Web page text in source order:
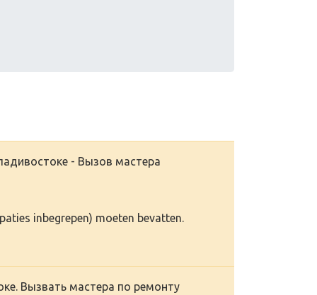
- Вызов мастера
inbegrepen) moeten bevatten.
Вызвать мастера по ремонту